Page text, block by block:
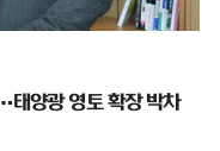
태양광 영토 확장 박차